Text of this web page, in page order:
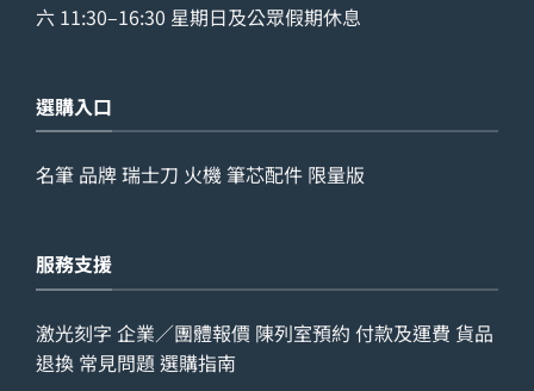
六 11:30–16:30 星期日及公眾假期休息
選購入口
名筆 品牌瑞士刀 火機筆芯配件 限量版
服務支援
激光刻字 企業／團體報價 陳列室預約 付款及運費 貨品
退換 常見問題 選購指南